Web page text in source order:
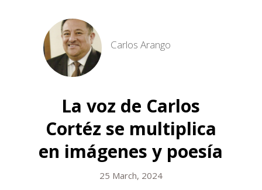
Carlos Arango
La voz de Carlos
Cortéz se multiplica
en imágenes y poesía
25 March, 2024